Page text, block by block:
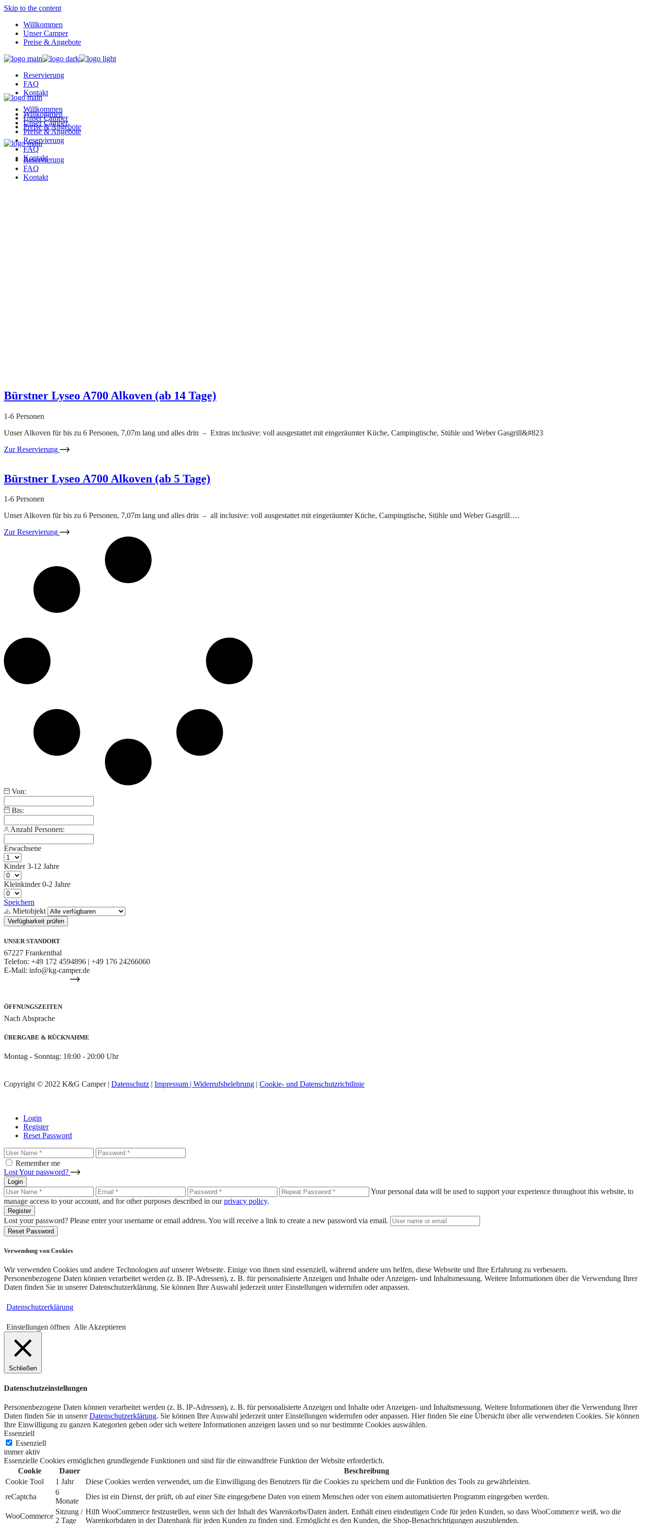
Skip to the content
Willkommen
Unser Camper
Preise & Angebote
Reservierung
FAQ
Kontakt
Willkommen
Unser Camper
Preise & Angebote
Reservierung
FAQ
Kontakt
Willkommen
Unser Camper
Preise & Angebote
Reservierung
FAQ
Kontakt
Amenity: Anzahl Schlafplätze 4/6
Bürstner Lyseo A700 Alkoven (ab 14 Tage)
1-6 Personen
Unser Alkoven für bis zu 6 Personen, 7,07m lang und alles drin – Extras inclusive: voll ausgestattet mit eingeräumter Küche, Campingtische, Stühle und Weber Gasgrill&#823
Zur Reservierung
Bürstner Lyseo A700 Alkoven (ab 5 Tage)
1-6 Personen
Unser Alkoven für bis zu 6 Personen, 7,07m lang und alles drin – all inclusive: voll ausgestattet mit eingeräumter Küche, Campingtische, Stühle und Weber Gasgrill….
Zur Reservierung
Von:
Bis:
Anzahl Personen:
Erwachsene
Kinder 3-12 Jahre
Kleinkinder 0-2 Jahre
Speichern
Mietobjekt
Verfügbarkeit prüfen
UNSER STANDORT
67227 Frankenthal
Telefon: +49 172 4594896 | +49 176 24266060
E-Mail: info@kg-camper.de
ÖFFNUNGSZEITEN
Nach Absprache
ÜBERGABE & RÜCKNAHME
Montag - Sonntag: 18:00 - 20:00 Uhr
Copyright © 2022 K&G Camper | Datenschutz | Impressum | Widerrufsbelehrung | Cookie- und Datenschutzrichtlinie
Login
Register
Reset Password
Remember me
Lost Your password?
Login
Your personal data will be used to support your experience throughout this website, to
manage access to your account, and for other purposes described in ourprivacy policy.
Register
Lost your password? Please enter your username or email address. You will receive a link to create a new password via email.
Reset Password
Verwendung von Cookies
Wir verwenden Cookies und andere Technologien auf unserer Webseite. Einige von ihnen sind essenziell, während andere uns helfen, diese Webseite und Ihre Erfahrung zu verbessern.
Personenbezogene Daten können verarbeitet werden (z. B. IP-Adressen), z. B. für personalisierte Anzeigen und Inhalte oder Anzeigen- und Inhaltsmessung. Weitere Informationen über die Verwendung Ihrer
Daten finden Sie in unserer Datenschutzerklärung. Sie können Ihre Auswahl jederzeit unter Einstellungen widerrufen oder anpassen.
Datenschutzerklärung
Einstellungen öffnen Alle Akzeptieren
Schließen
Datenschutzeinstellungen
Personenbezogene Daten können verarbeitet werden (z. B. IP-Adressen), z. B. für personalisierte Anzeigen und Inhalte oder Anzeigen- und Inhaltsmessung. Weitere Informationen über die Verwendung Ihrer
Daten finden Sie in unsererDatenschutzerklärung. Sie können Ihre Auswahl jederzeit unter Einstellungen widerrufen oder anpassen. Hier finden Sie eine Übersicht über alle verwendeten Cookies. Sie können
Ihre Einwilligung zu ganzen Kategorien geben oder sich weitere Informationen anzeigen lassen und so nur bestimmte Cookies auswählen.
Essenziell
Essenziell
immer aktiv
Essenzielle Cookies ermöglichen grundlegende Funktionen und sind für die einwandfreie Funktion der Website erforderlich.
Cookie
Dauer
Beschreibung
Cookie Tool
1 Jahr
Diese Cookies werden verwendet, um die Einwilligung des Benutzers für die Cookies zu speichern und die Funktion des Tools zu gewährleisten.
reCaptcha
6
Monate
Dies ist ein Dienst, der prüft, ob auf einer Site eingegebene Daten von einem Menschen oder von einem automatisierten Programm eingegeben werden.
WooCommerce
Sitzung /
2 Tage
Hilft WooCommerce festzustellen, wenn sich der Inhalt des Warenkorbs/Daten ändert. Enthält einen eindeutigen Code für jeden Kunden, so dass WooCommerce weiß, wo die
Warenkorbdaten in der Datenbank für jeden Kunden zu finden sind. Ermöglicht es den Kunden, die Shop-Benachrichtigungen auszublenden.